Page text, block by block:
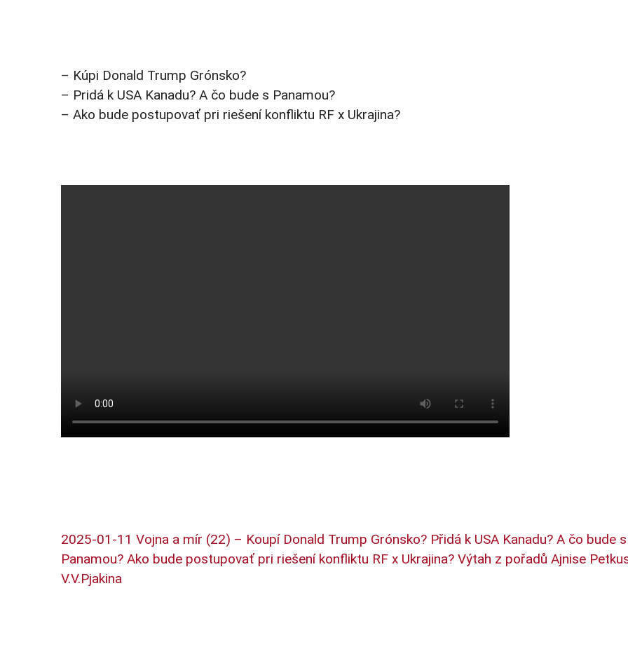
– Kúpi Donald Trump Grónsko?
– Pridá k USA Kanadu? A čo bude s Panamou?
– Ako bude postupovať pri riešení konfliktu RF x Ukrajina?
2025-01-11 Vojna a mír (22) – Koupí Donald Trump Grónsko? Přidá k USA Kanadu? A čo bude s
Panamou? Ako bude postupovať pri riešení konfliktu RF x Ukrajina? Výtah z pořadů Ajnise
V.V.Pjakina